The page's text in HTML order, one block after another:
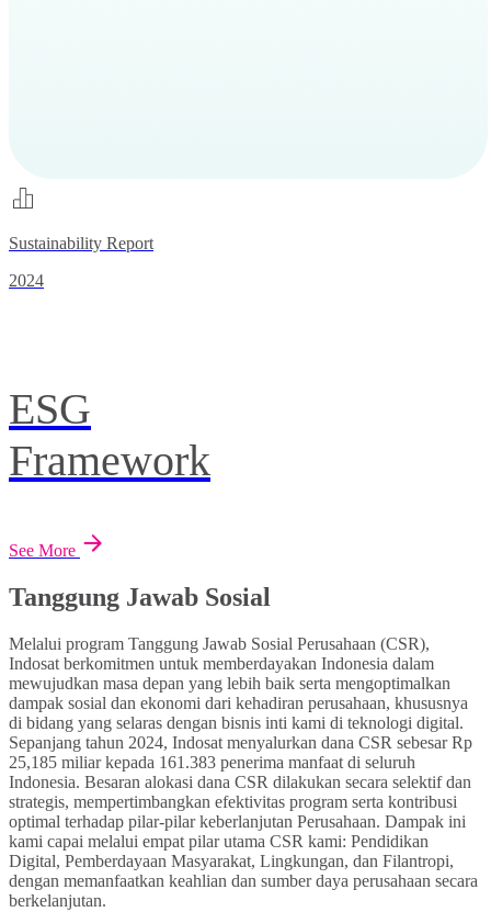
Sustainability Report
2024
ESG
Framework
See More
Tanggung Jawab Sosial
Melalui program Tanggung Jawab Sosial Perusahaan (CSR),
Indosat berkomitmen untuk memberdayakan Indonesia dalam
mewujudkan masa depan yang lebih baik serta mengoptimalkan
dampak sosial dan ekonomi dari kehadiran perusahaan, khususnya
di bidang yang selaras dengan bisnis inti kami di teknologi digital.
Sepanjang tahun 2024, Indosat menyalurkan dana CSR sebesar Rp
25,185 miliar kepada 161.383 penerima manfaat di seluruh
Indonesia. Besaran alokasi dana CSR dilakukan secara selektif dan
strategis, mempertimbangkan efektivitas program serta kontribusi
optimal terhadap pilar-pilar keberlanjutan Perusahaan. Dampak ini
kami capai melalui empat pilar utama CSR kami: Pendidikan
Digital, Pemberdayaan Masyarakat, Lingkungan, dan Filantropi,
dengan memanfaatkan keahlian dan sumber daya perusahaan secara
berkelanjutan.